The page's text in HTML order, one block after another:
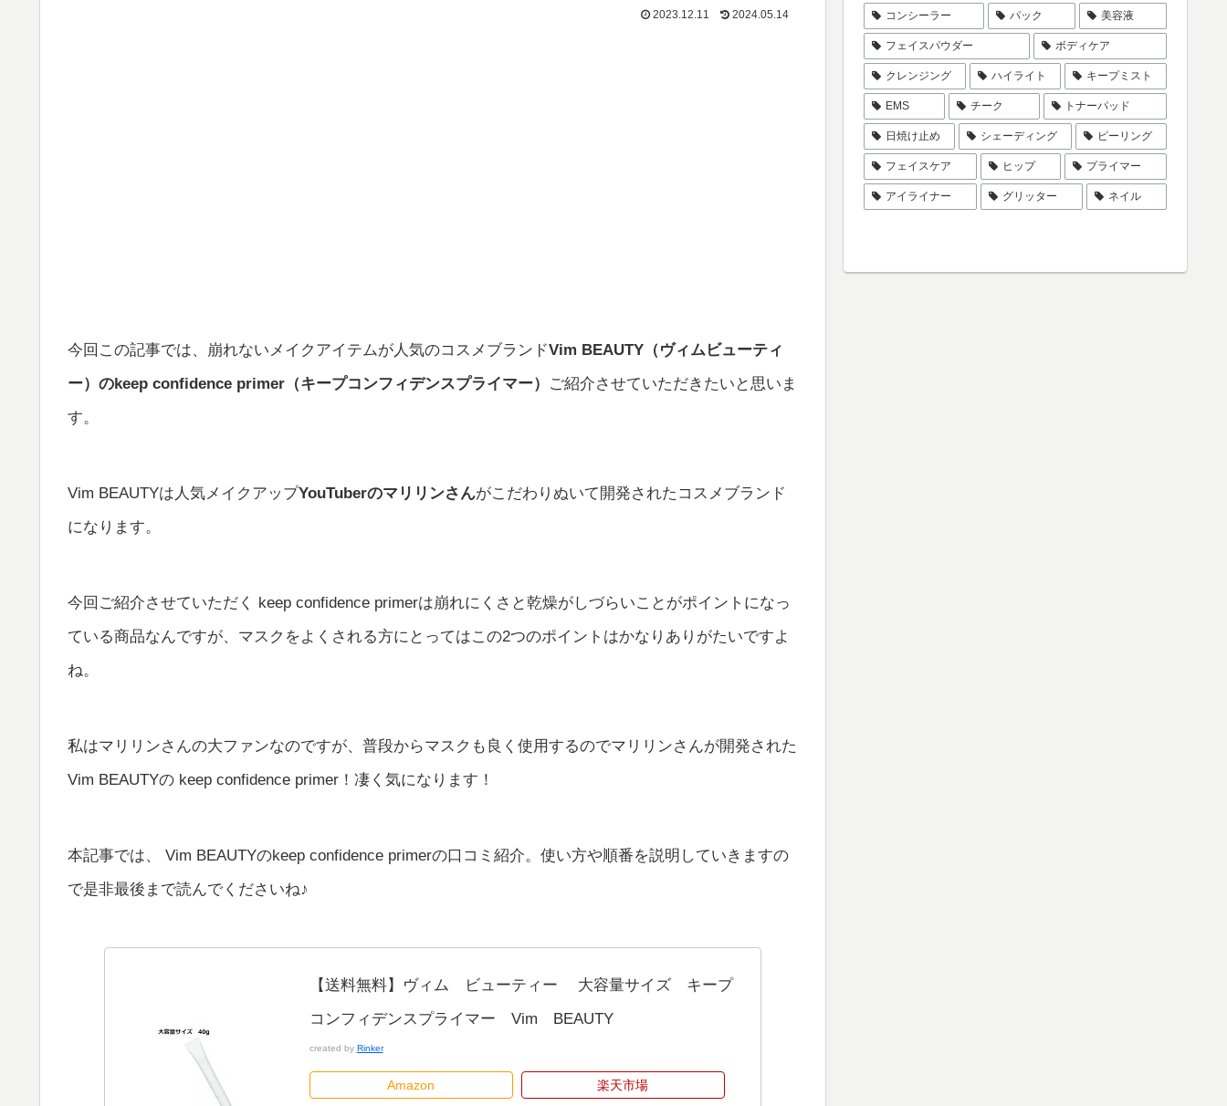
2023.12.11 2024.05.14
今回この記事では、崩れないメイクアイテムが人気のコスメブランドVim BEAUTY（ヴィムビューティ
ー）のkeep confidence primer（キープコンフィデンスプライマー）
ご紹介させていただきたいと思いま
す。
Vim BEAUTYは人気メイクアップYouTuberのマリリンさんがこだわりぬいて開発されたコスメブランド
になります。
今回ご紹介させていただく keep confidence primerは崩れにくさと乾燥がしづらいことがポイントになっ
ている商品なんですが、マスクをよくされる方にとってはこの2つのポイントはかなりありがたいですよ
ね。
私はマリリンさんの大ファンなのですが、普段からマスクも良く使用するのでマリリンさんが開発された
Vim BEAUTYの keep confidence primer！凄く気になります！
本記事では、 Vim BEAUTYのkeep confidence primerの口コミ紹介。使い方や順番を説明していきますの
で是非最後まで読んでくださいね♪
【送料無料】ヴィム ビューティー 大容量サイズ キープ
コンフィデンスプライマー Vim BEAUTY
created by Rinker
Amazon 楽天市場
コンシーラー パック 美容液
フェイスパウダー ボディケア
クレンジング ハイライト キープミスト
EMS チーク トナーパッド
日焼け止め シェーディング ピーリング
フェイスケア ヒップ プライマー
アイライナー グリッター ネイル